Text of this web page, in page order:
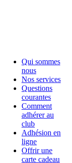
Qui sommes
nous
Nos services
Questions
courantes
Comment
adhérer au
club
Adhésion en
ligne
Offrir une
carte cadeau